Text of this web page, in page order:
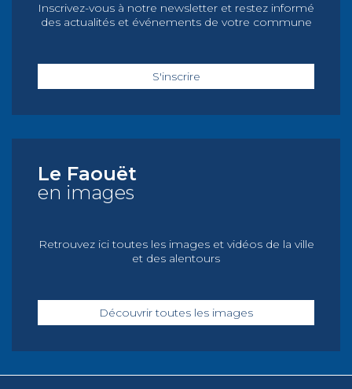
Inscrivez-vous à notre newsletter et restez informé
des actualités et événements de votre commune
S'inscrire
Le Faouët
en images
Retrouvez ici toutes les images et vidéos de la ville
et des alentours
Découvrir toutes les images